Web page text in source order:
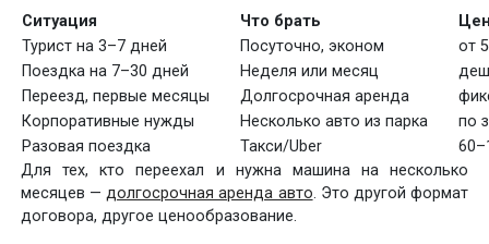
Ситуация Что брать
Турист на 3–7 дней
Посуточно, эконом
от
Поездка на 7–30 дней
Неделя или месяц
Переезд, первые месяцы
Долгосрочная аренда
Корпоративные нужды
Несколько авто из парка
по
Разовая поездка
Такси/Uber
Для тех, кто переехал и нужна машина на несколько
месяцев —долгосрочная аренда авто. Это другой формат
договора, другое ценообразование.